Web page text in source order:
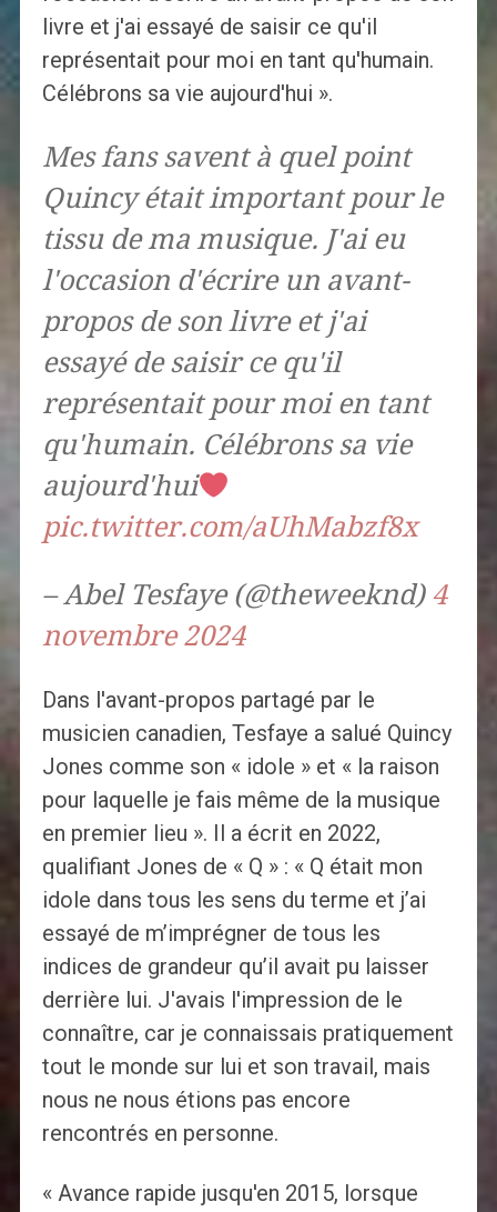
livre et j'ai essayé de saisir ce qu'il
représentait pour moi en tant qu'humain.
Célébrons sa vie aujourd'hui ».
Mes fans savent à quel point
Quincy était important pour le
tissu de ma musique. J'ai eu
l'occasion d'écrire un avant-
propos de son livre et j'ai
essayé de saisir ce qu'il
représentait pour moi en tant
qu'humain. Célébrons sa vie
aujourd'hui
pic.twitter.com/aUhMabzf8x
– Abel Tesfaye (@theweeknd) 4
novembre 2024
Dans l'avant-propos partagé par le
musicien canadien, Tesfaye a salué Quincy
Jones comme son « idole » et « la raison
pour laquelle je fais même de la musique
en premier lieu ». Il a écrit en 2022,
qualifiant Jones de « Q » : « Q était mon
idole dans tous les sens du terme et j’ai
essayé de m’imprégner de tous les
indices de grandeur qu’il avait pu laisser
derrière lui. J'avais l'impression de le
connaître, car je connaissais pratiquement
tout le monde sur lui et son travail, mais
nous ne nous étions pas encore
rencontrés en personne.
« Avance rapide jusqu'en 2015, lorsque